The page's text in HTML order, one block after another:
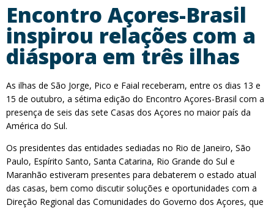
Encontro Açores-Brasil
inspirou relações com a
diáspora em três ilhas
As ilhas de São Jorge, Pico e Faial receberam, entre os dias 13 e
15 de outubro, a sétima edição do Encontro Açores-Brasil com a
presença de seis das sete Casas dos Açores no maior país da
América do Sul.
Os presidentes das entidades sediadas no Rio de Janeiro, São
Paulo, Espírito Santo, Santa Catarina, Rio Grande do Sul e
Maranhão estiveram presentes para debaterem o estado atual
das casas, bem como discutir soluções e oportunidades com a
Direção Regional das Comunidades do Governo dos Açores, que